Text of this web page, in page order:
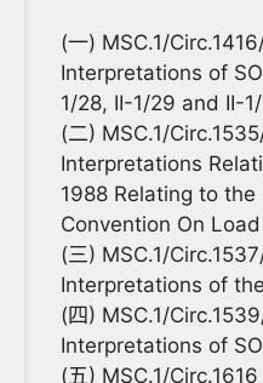
(一) MSC.1/
Interpretations of
1/28, II-1/29 and II-
(二) MSC.1/
Interpretations
1988 Relating to the
Convention On
(三) MSC.1/
Interpretations of
(四) MSC.1/
Interpretations of
(五) MSC.1/